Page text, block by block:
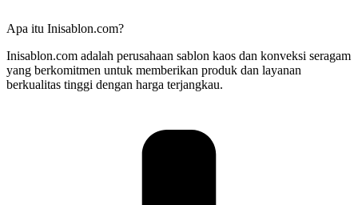
Apa itu Inisablon.com?
Inisablon.com adalah perusahaan sablon kaos dan konveksi seragam
yang berkomitmen untuk memberikan produk dan layanan
berkualitas tinggi dengan harga terjangkau.